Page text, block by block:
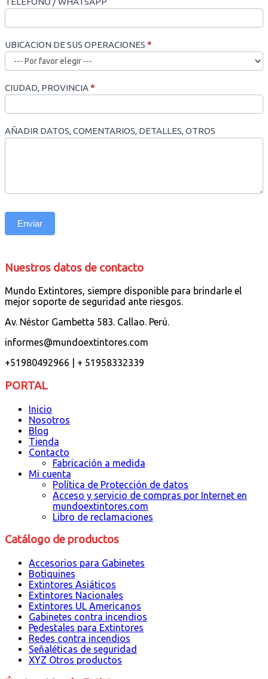
UBICACION DE SUS OPERACIONES *
CIUDAD, PROVINCIA*
AÑADIR DATOS, COMENTARIOS, DETALLES, OTROS
Enviar
Nuestros datos de contacto
Mundo Extintores, siempre disponible para brindarle el
mejor soporte de seguridad ante riesgos.
Av. Néstor Gambetta 583. Callao. Perú.
informes@mundoextintores.com
+51980492966 | + 51958332339
PORTAL
Inicio
Nosotros
Blog
Tienda
Contacto
Fabricación a medida
Mi cuenta
Política de Protección de datos
Acceso y servicio de compras por Internet en
mundoextintores.com
Libro de reclamaciones
Catálogo de productos
Accesorios para Gabinetes
Botiquines
Extintores Asiáticos
Extintores Nacionales
Extintores UL Americanos
Gabinetes contra incendios
Pedestales para Extintores
Redes contra incendios
Señaléticas de seguridad
XYZ Otros productos